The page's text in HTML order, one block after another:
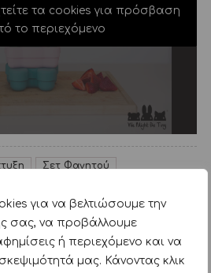
για να βελτιώσουμε την
σας, να προβάλλουμε
ή περιεχόμενο και να
μας. Κάνοντας κλικ
τα cookies για πρόσβαση
το περιεχόμενο
Σετ Φαγητού
ΠΡΟΪΟΝΤΑ